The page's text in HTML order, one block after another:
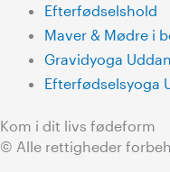
Efterfødselshold
Maver & Mødre i
Gravidyoga
Efterfødselsyoga
Kom i dit livs fødeform
© Alle rettigheder